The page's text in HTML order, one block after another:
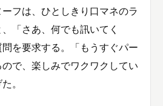
フは、ひとしきり口マネのラ
「さあ、何でも訊いてく
を要求する。「もうすぐパー
で、楽しみでワクワクしてい
。